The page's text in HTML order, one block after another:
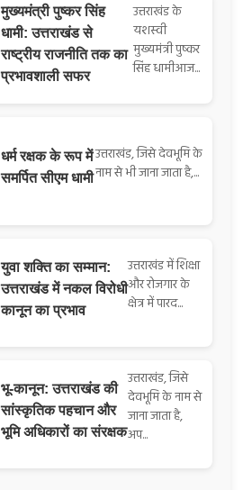
मुख्यमंत्री पुष्कर सिंह
धामी: उत्तराखंड से
राष्ट्रीय राजनीति तक का
प्रभावशाली सफर
उत्तराखंड के
यशस्वी
मुख्यमंत्री पुष्कर
सिंह धामीआज...
धर्म रक्षक के रूप में
समर्पित सीएम धामी
उत्तराखंड, जिसे देवभूमि के
नाम से भी जाना जाता है,...
युवा शक्ति का सम्मान:
उत्तराखंड में नकल विरोधी
कानून का प्रभाव
उत्तराखंड में शिक्षा
और रोजगार के
क्षेत्र में पारद...
भू-कानून: उत्तराखंड की
सांस्कृतिक पहचान और
भूमि अधिकारों का संरक्षक
उत्तराखंड, जिसे
देवभूमि के नाम से
जाना जाता है,
अप...